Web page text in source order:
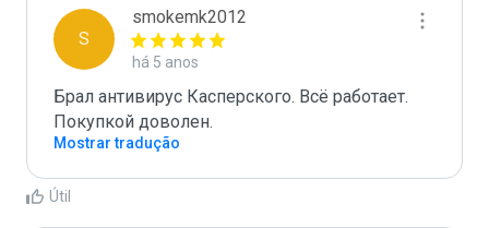
S
smokemk2012
há 5 anos
Брал антивирус Касперского. Всё работает.
Покупкой доволен.
Mostrar tradução
Útil